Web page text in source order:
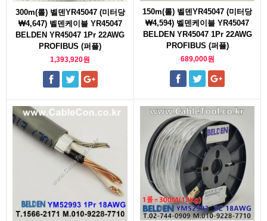
300m(롤) 벨덴YR45047 (미터당
₩4,647) 벨덴케이블 YR45047
BELDEN YR45047 1Pr 22AWG
PROFIBUS (퍼플)
1,393,920원
150m(롤) 벨덴YR45047 (미터당
₩4,594) 벨덴케이블 YR45047
BELDEN YR45047 1Pr 22AWG
PROFIBUS (퍼플)
689,000원